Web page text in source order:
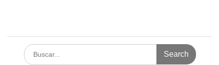
Search
for: